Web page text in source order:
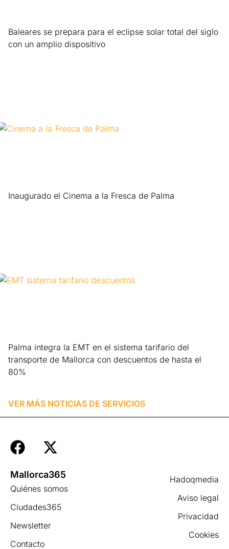
Baleares se prepara para el eclipse solar total del siglo
con un amplio dispositivo
Inaugurado el Cinema a la Fresca de Palma
Palma integra la EMT en el sistema tarifario del
transporte de Mallorca con descuentos de hasta el
80%
VER MÁS NOTICIAS DE SERVICIOS
Hadoqmedia
Aviso legal
Privacidad
Cookies
Mallorca365
Quiénes somos
Ciudades365
Newsletter
Contacto